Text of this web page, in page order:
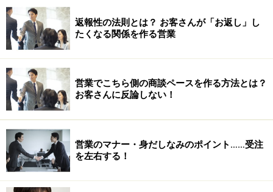
険営業マンの方は、ご紹介により県外にもお客様ができ
るとのこと。県外まで探さなくとも、保険営業マンはい
くらでもいるはずです。「たとえ県外でもこの人に！」
と思われるなんて、すごいなと思いました。
お話したときの雰囲気でも彼の好感度は高かったのです
が、その後すぐにお礼状が届いたのです。その「素早
返報性の法則とは？ お客さんが「お返し」し
たくなる関係を作る営業
営業でこちら側の商談ペースを作る方法とは？
お客さんに反論しない！
営業のマナー・身だしなみのポイント……受注
を左右する！